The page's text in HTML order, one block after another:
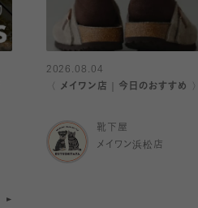
2026.08.04
〈 メイワン店｜今日のおすすめ 〉
靴下屋
メイワン浜松店